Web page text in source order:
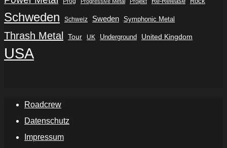
Schweden Schweiz Sweden Symphonic Metal
Thrash Metal Tour UK Underground United Kingdom
USA
Roadcrew
Datenschutz
Impressum